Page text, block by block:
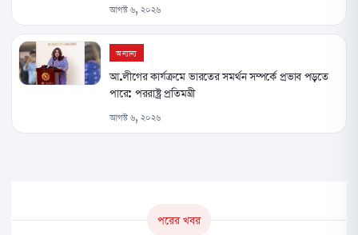
আগস্ট ৬, ২০২৬
অন্যান্য
আ.লীগের কার্যক্রমে ভারতের সমর্থন সম্পর্কে প্রভাব পড়তে
পারে: পররাষ্ট্র প্রতিমন্ত্রী
আগস্ট ৬, ২০২৬
পরের খবর